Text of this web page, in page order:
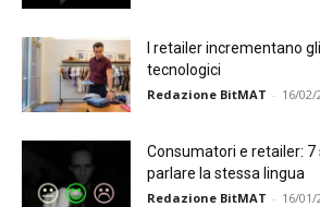
I retailer incrementano
tecnologici
Redazione BitMAT - 16/02/
Consumatori e retailer:
parlare la stessa lingua
Redazione BitMAT - 16/01/